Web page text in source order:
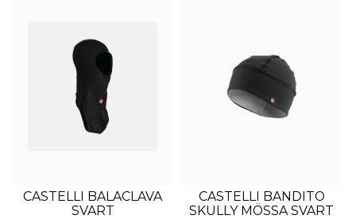
CASTELLI BALACLAVA
SVART
CASTELLI BANDITO
SKULLY MÖSSA SVART